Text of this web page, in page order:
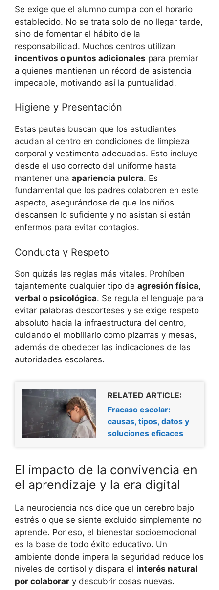
Se exige que el alumno cumpla con el horario
establecido. No se trata solo de no llegar tarde,
sino de fomentar el hábito de la
responsabilidad. Muchos centros utilizan
incentivos o puntos adicionales para premiar
a quienes mantienen un récord de asistencia
impecable, motivando así la puntualidad.
Higiene y Presentación
Estas pautas buscan que los estudiantes
acudan al centro en condiciones de limpieza
corporal y vestimenta adecuadas. Esto incluye
desde el uso correcto del uniforme hasta
mantener una apariencia pulcra. Es
fundamental que los padres colaboren en este
aspecto, asegurándose de que los niños
descansen lo suficiente y no asistan si están
enfermos para evitar contagios.
Conducta y Respeto
Son quizás las reglas más vitales. Prohíben
tajantemente cualquier tipo de agresión física,
verbal o psicológica. Se regula el lenguaje para
evitar palabras descorteses y se exige respeto
absoluto hacia la infraestructura del centro,
cuidando el mobiliario como pizarras y mesas,
además de obedecer las indicaciones de las
autoridades escolares.
RELATED ARTICLE:
Fracaso escolar:
causas, tipos, datos y
soluciones eficaces
El impacto de la convivencia en
el aprendizaje y la era digital
La neurociencia nos dice que un cerebro bajo
estrés o que se siente excluido simplemente no
aprende. Por eso, el bienestar socioemocional
es la base de todo éxito educativo. Un
ambiente donde impera la seguridad reduce los
niveles de cortisol y dispara el interés natural
por colaborar y descubrir cosas nuevas.